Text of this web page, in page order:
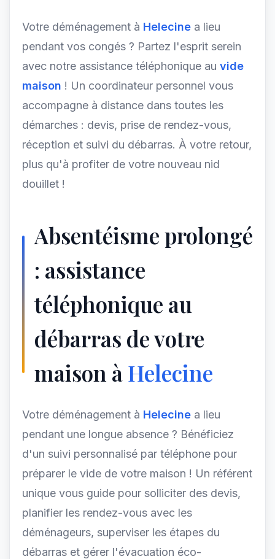
Votre déménagement à Helecine a lieu
pendant vos congés ? Partez l'esprit serein
avec notre assistance téléphonique au vide
maison ! Un coordinateur personnel vous
accompagne à distance dans toutes les
démarches : devis, prise de rendez-vous,
réception et suivi du débarras. À votre retour,
plus qu'à profiter de votre nouveau nid
douillet !
Absentéisme prolongé
: assistance
téléphonique au
débarras de votre
maison àHelecine
Votre déménagement à Helecine a lieu
pendant une longue absence ? Bénéficiez
d'un suivi personnalisé par téléphone pour
préparer le vide de votre maison ! Un référent
unique vous guide pour solliciter des devis,
planifier les rendez-vous avec les
déménageurs, superviser les étapes du
débarras et gérer l'évacuation éco-